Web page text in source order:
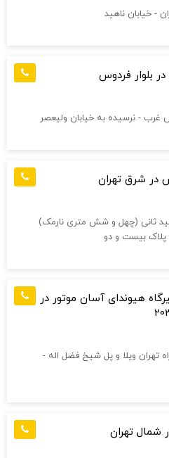
- خیابان ناهید
بلوار فردوس
غرب - نرسیده به خیابان ولیعصر
در شرق تهران
ثانی (چهل و شش متری نارمک)
پلاک بیست و دو
هیوندای آسان موتور در
تهران ويلا و پل شيخ فضل اله -
شمال تهران